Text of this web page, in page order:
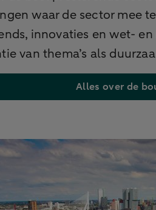
waar de sector mee
innovaties en wet-
van thema’s als
Alles over de